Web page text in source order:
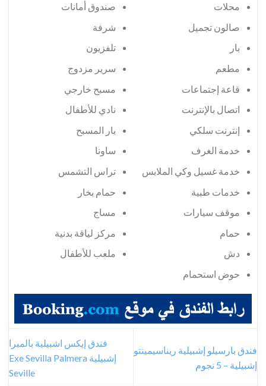
محلات
صالون تجميل
بار
مطعم
قاعة إجتماعات
اتصال بالإنترنت
إنترنت سلكي
خدمة الغرف
خدمة غسيل وكي الملابس
خدمات طبية
موقف سيارات
حمام
دش
حوض استحمام
صندوق أمانات
شرفة
تلفزيون
سرير مزدوج
مسبح خارجي
نادي للأطفال
بار المسبح
ساونا
تراس التشمس
حمام بخار
مساج
مركز لياقة بدنية
ملعب للأطفال
فندق بارسيلو إشبيلية ريناسيمينتو
إشبيلية – 5 نجوم
فندق إيكس اشبيلية بالميرا
إشبيلية Exe Sevilla Palmera
Seville